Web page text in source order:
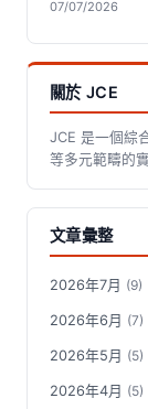
07/07/2026
關於 JCE
JCE 是一個綜
等多元範疇的
文章彙整
2026年7月 (9)
2026年6月 (7)
2026年5月 (5)
2026年4月 (5)